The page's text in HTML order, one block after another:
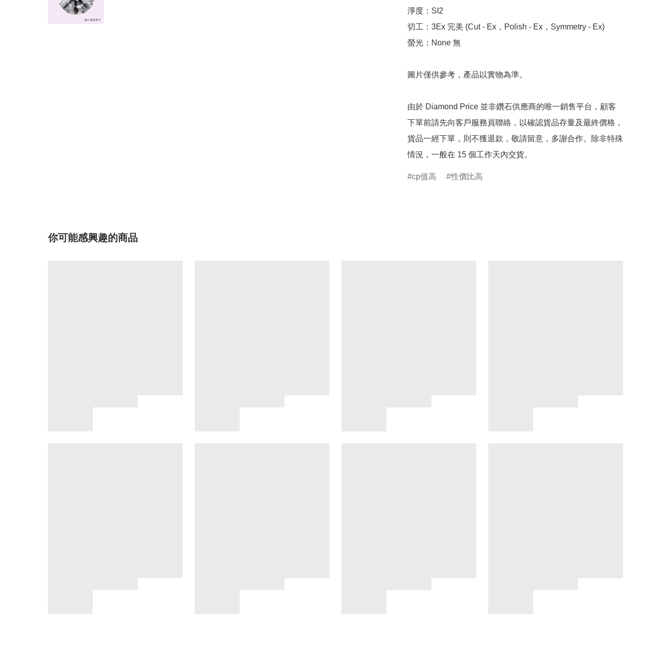
淨度：SI2
切工：3Ex 完美 (Cut - Ex，Polish - Ex，Symmetry - Ex)
螢光：None 無
圖片僅供參考，產品以實物為準。
由於 Diamond Price 並非鑽石供應商的唯一銷售平台，顧客
下單前請先向客戶服務員聯絡，以確認貨品存量及最終價格，
貨品一經下單，則不獲退款，敬請留意，多謝合作。除非特殊
情況，一般在 15 個工作天內交貨。
cp值高 性價比高
你可能感興趣的商品